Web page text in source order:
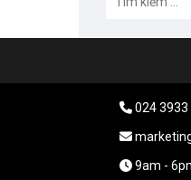
024 3933
9am -